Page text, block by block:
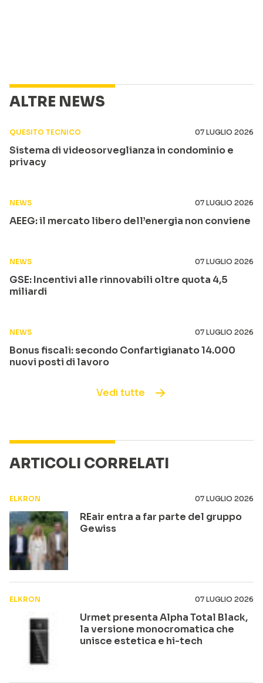
ALTRE NEWS
QUESITO TECNICO 07 LUGLIO 2026
Sistema di videosorveglianza in condominio e
privacy
NEWS 07 LUGLIO 2026
AEEG: il mercato libero dell’energia non conviene
NEWS 07 LUGLIO 2026
GSE: Incentivi alle rinnovabili oltre quota 4,5
miliardi
NEWS 07 LUGLIO 2026
Bonus fiscali: secondo Confartigianato 14.000
nuovi posti di lavoro
Vedi tutte
ARTICOLI CORRELATI
ELKRON 07 LUGLIO 2026
REair entra a far parte del gruppo
Gewiss
ELKRON 07 LUGLIO 2026
Urmet presenta Alpha Total Black,
la versione monocromatica che
unisce estetica e hi-tech